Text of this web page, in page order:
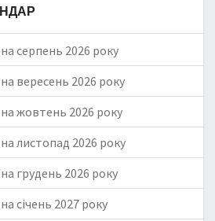
серпень 2026 року
вересень 2026 року
жовтень 2026 року
листопад 2026 року
грудень 2026 року
січень 2027 року